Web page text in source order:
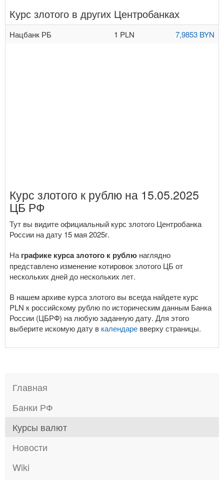
Курс злотого в других Центробанках
Нацбанк РБ 1 PLN 7,9853 BYN
Курс злотого к рублю на 15.05.2025
ЦБ РФ
Тут вы видите официальный курс злотого Центробанка
России на дату 15 мая 2025г.
На графике курса злотого к рублю наглядно
представлено изменение котировок злотого ЦБ от
нескольких дней до нескольких лет.
В нашем архиве курса злотого вы всегда найдете курс
PLN к российскому рублю по историческим данным Банка
России (ЦБРФ) на любую заданную дату. Для этого
выберите искомую дату в календаре вверху страницы.
Главная
Банки РФ
Курсы валют
Новости
Wiki